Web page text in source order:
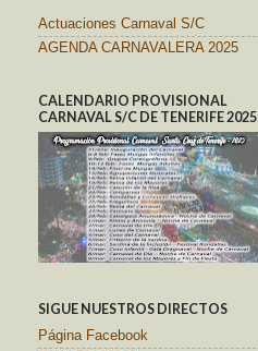
Actuaciones Carnaval S/C
AGENDA CARNAVALERA 2025
CALENDARIO PROVISIONAL
CARNAVAL S/C DE TENERIFE 2025
SIGUE NUESTROS DIRECTOS
Página Facebook